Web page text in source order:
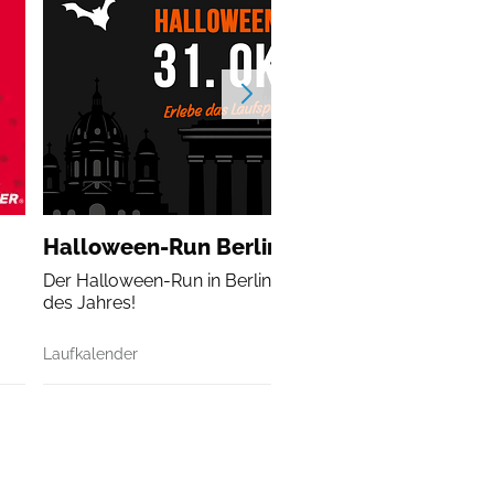
Halloween-Run Berlin
Der Halloween-Run in Berlin ist das gruseligste
des Jahres!
Laufkalender